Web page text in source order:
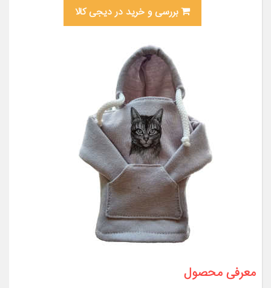
بررسی و خرید در دیجی کالا
معرفی محصول